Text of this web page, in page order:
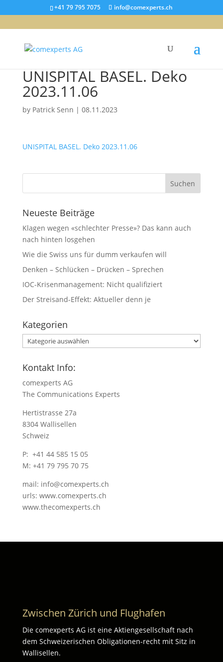
+41 79 795 7075 info@comexperts.ch
UNISPITAL BASEL. Deko
2023.11.06
by Patrick Senn | 08.11.2023
UNISPITAL BASEL. Deko 2023.11.06
Neueste Beiträge
Klagen wegen «schlechter Presse»? Das kann auch
nach hinten losgehen
Wie die Swiss uns für dumm verkaufen will
Denken – Schlücken – Drücken – Sprechen
IOC-Krisenmanagement: Nicht qualifiziert
Der Streisand-Effekt: Aktueller denn je
Kategorien
Kategorien
Kontakt Info:
comexperts AG
The Communications Experts
Hertistrasse 27a
8304 Wallisellen
Schweiz
P: +41 44 585 15 05
M: +41 79 795 70 75
mail: info@comexperts.ch
urls: www.comexperts.ch
www.thecomexperts.ch
Zwischen Zürich und Flughafen
Die comexperts AG ist eine Aktiengesellschaft nach
dem Schweizerischen Obligationen-recht mit Sitz in
Wallisellen.